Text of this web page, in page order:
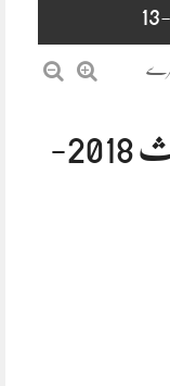
مولانا ابوبکر حنیف | درس حدیث 2018-